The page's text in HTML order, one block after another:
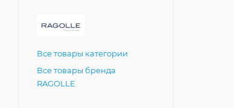
Все товары категории
Все товары бренда
RAGOLLE